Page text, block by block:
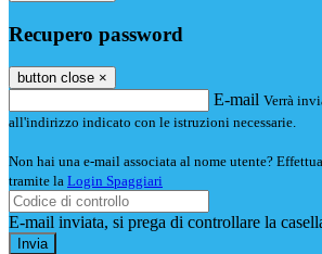
Recupero password
button close ×
E-mail Verrà
all'indirizzo indicato con le istruzioni necessarie.
Non hai una e-mail associata al nome utente?
tramite la Login Spaggiari
E-mail inviata, si prega di controllare la